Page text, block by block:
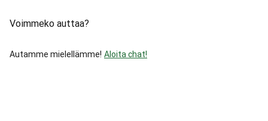
Voimmeko auttaa?
Autamme mielellämme! Aloita chat!